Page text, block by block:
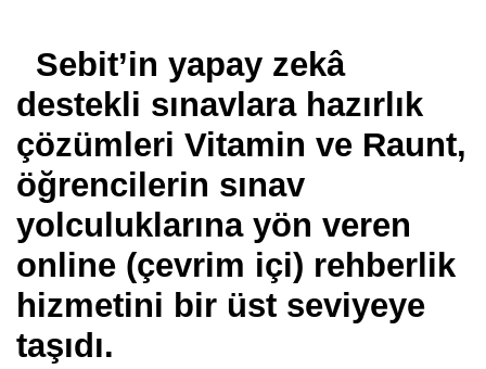
Sebit’in yapay zekâ
destekli sınavlara hazırlık
çözümleri Vitamin ve Raunt,
öğrencilerin sınav
yolculuklarına yön veren
online (çevrim içi) rehberlik
hizmetini bir üst seviyeye
taşıdı.